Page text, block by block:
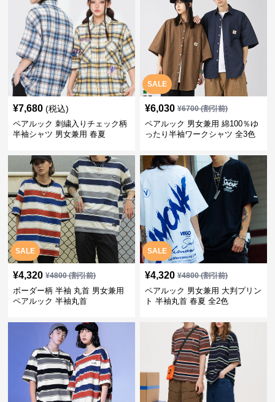
¥7,680 (税込)
ペアルック 刺繍入りチェック柄
半袖シャツ 男女兼用 春夏
SALE
¥6,030 ¥6700(割引前)
ペアルック 男女兼用 綿100％ゆ
ったり半袖ワークシャツ 全3色
SALE
¥4,320 ¥4800(割引前)
ボーダー柄 半袖 丸首 男女兼用
ペアルック 半袖丸首
SALE
¥4,320 ¥4800(割引前)
ペアルック 男女兼用 大判プリン
ト 半袖丸首 春夏 全2色